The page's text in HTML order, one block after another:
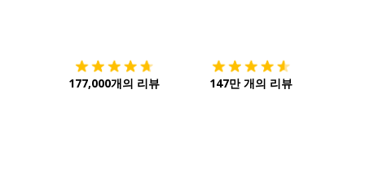
177,000개의 리뷰 147만 개의 리뷰